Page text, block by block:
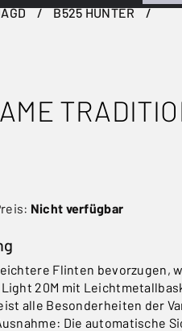
B525 HUNTER
Nicht verfügbar
Flinten bevorzugen,
20M mit
alle Besonderheiten der
Die automatische